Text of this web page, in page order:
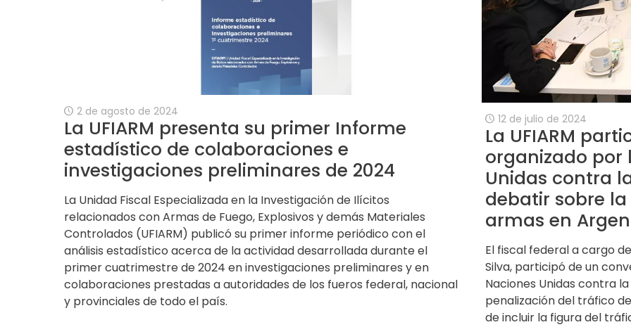
2 de agosto de 2024
La UFIARM presenta su primer Informe
estadístico de colaboraciones e
investigaciones preliminares de 2024
La Unidad Fiscal Especializada en la Investigación de Ilícitos
relacionados con Armas de Fuego, Explosivos y demás Materiales
Controlados (UFIARM) publicó su primer informe periódico con el
análisis estadístico acerca de la actividad desarrollada durante el
primer cuatrimestre de 2024 en investigaciones preliminares y en
colaboraciones prestadas a autoridades de los fueros federal, nacional
y provinciales de todo el país.
12 de julio de 2024
La UFIARM
organizado por
Unidas contra
debatir sobre
armas en
El fiscal federal a cargo
Silva, participó de un
Naciones Unidas contra
penalización del tráfico
de incluir la figura del